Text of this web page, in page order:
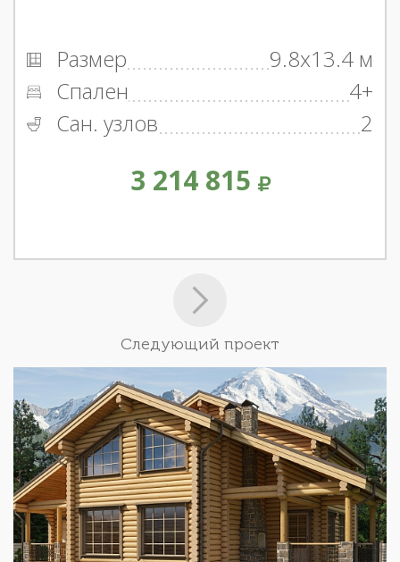
Размер
9.8x13.4 м
Спален
4+
Сан. узлов
2
3 214 815
Следующий проект